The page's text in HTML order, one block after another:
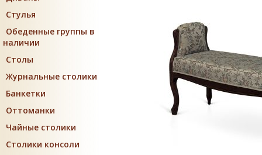
Стулья
Обеденные группы в
наличии
Столы
Журнальные столики
Банкетки
Оттоманки
Чайные столики
Столики консоли